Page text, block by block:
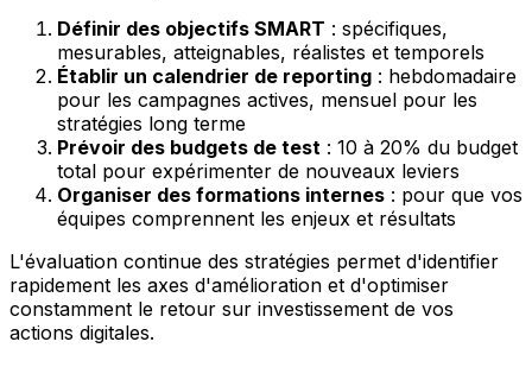
Définir des objectifs SMART : spécifiques,
mesurables, atteignables, réalistes et temporels
Établir un calendrier de reporting : hebdomadaire
pour les campagnes actives, mensuel pour les
stratégies long terme
Prévoir des budgets de test : 10 à 20% du budget
total pour expérimenter de nouveaux leviers
Organiser des formations internes : pour que vos
équipes comprennent les enjeux et résultats
L'évaluation continue des stratégies permet d'identifier
rapidement les axes d'amélioration et d'optimiser
constamment le retour sur investissement de vos
actions digitales.